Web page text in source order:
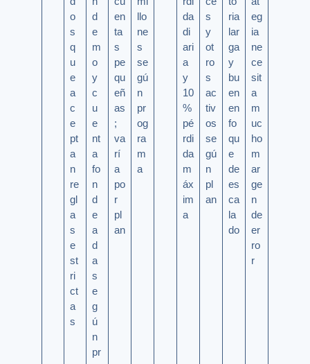
o
s
q
u
e
a
c
e
pt
a
n
re
gl
a
s
e
st
ri
ct
a
s
d
e
m
o
y
c
u
e
nt
a
fo
n
d
e
a
d
a
s
e
g
ú
n
pr
en
ta
s
pe
qu
eñ
as
;
va
rí
a
po
r
pl
an
llo
ne
s
se
gú
n
pr
og
ra
m
a
da
di
ari
a
y
10
%
pé
rdi
da
m
áx
im
a
s
y
ot
ro
s
ac
tiv
os
se
gú
n
pl
an
ria
lar
ga
y
bu
en
en
fo
qu
e
de
es
ca
la
do
eg
ia
ne
ce
sit
a
m
uc
ho
m
ar
ge
n
de
er
ro
r